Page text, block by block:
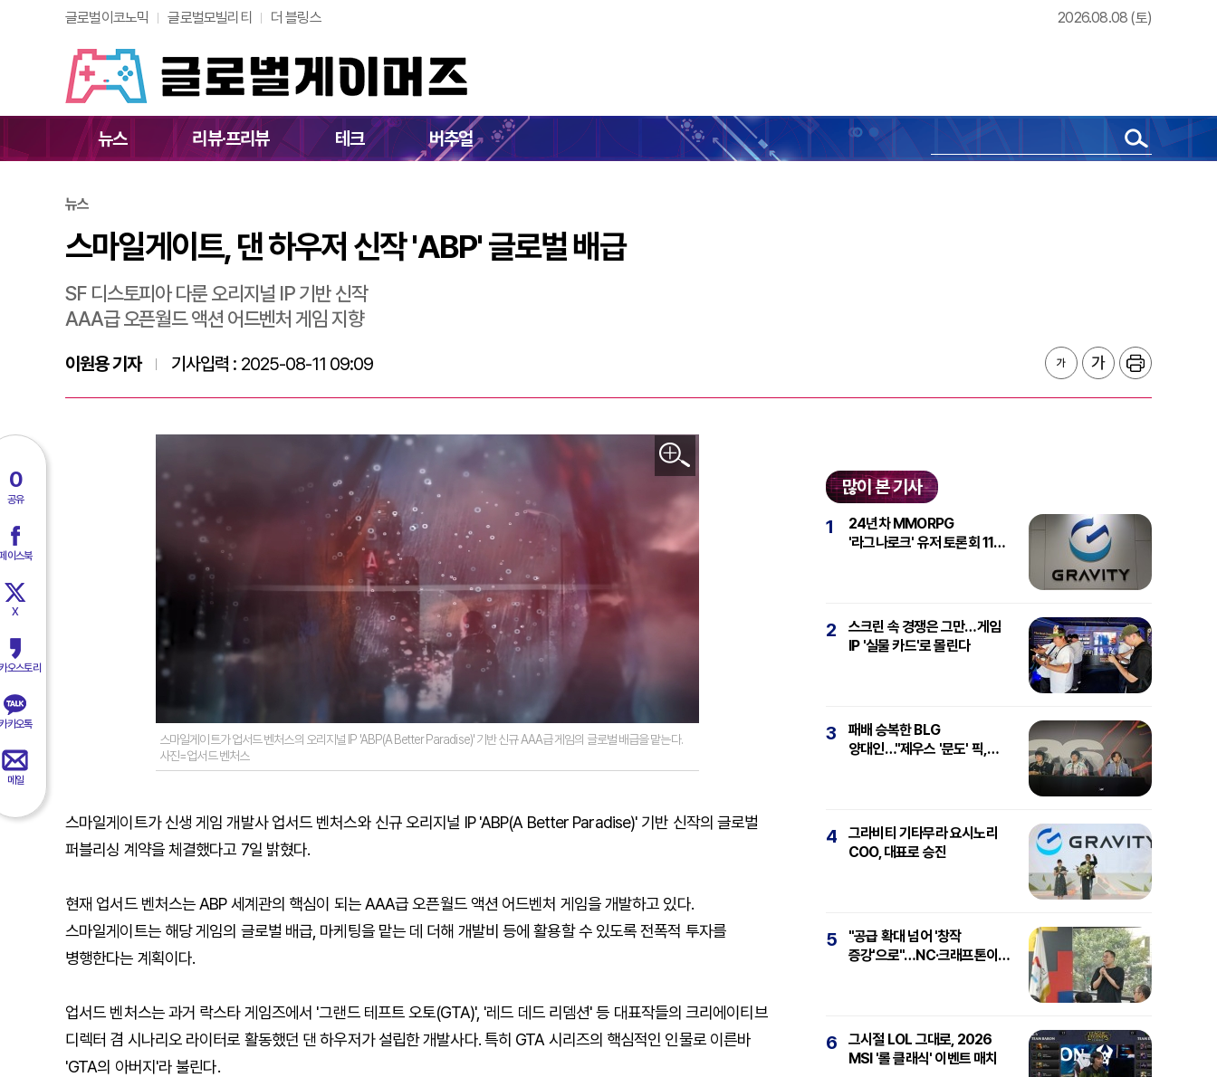
글로벌이코노믹 글로벌모빌리티 더 블링스 2026.08.08 (토)
뉴스 리뷰·프리뷰 테크 버추얼
스마일게이트, 댄 하우저 신작 'ABP' 글로벌 배급
0
공유
이스북
X
오스토리
카오톡
메일
뉴스
스마일게이트, 댄 하우저 신작 'ABP' 글로벌 배급
SF 디스토피아 다룬 오리지널 IP 기반 신작
AAA급 오픈월드 액션 어드벤처 게임 지향
이원용 기자 기사입력 : 2025-08-11 09:09
스마일게이트가 업서드 벤처스의 오리지널 IP 'ABP(A Better Paradise)' 기반 신규 AAA급 게임의 글로벌 배급을 맡는다.
사진=업서드 벤처스
스마일게이트가 신생 게임 개발사 업서드 벤처스와 신규 오리지널 IP 'ABP(A Better Paradise)' 기반 신작의 글로벌
퍼블리싱 계약을 체결했다고 7일 밝혔다.
현재 업서드 벤처스는 ABP 세계관의 핵심이 되는 AAA급 오픈월드 액션 어드벤처 게임을 개발하고 있다.
스마일게이트는 해당 게임의 글로벌 배급, 마케팅을 맡는 데 더해 개발비 등에 활용할 수 있도록 전폭적 투자를
병행한다는 계획이다.
업서드 벤처스는 과거 락스타 게임즈에서 '그랜드 테프트 오토(GTA)', '레드 데드 리뎀션' 등 대표작들의 크리에이티브
디렉터 겸 시나리오 라이터로 활동했던 댄 하우저가 설립한 개발사다. 특히 GTA 시리즈의 핵심적인 인물로 이른바
'GTA의 아버지'라 불린다.
많이 본 기사
1
24년차 MMORPG
'라그나로크' 유저 토론회 11일
2
스크린 속 경쟁은 그만…게임
IP '실물 카드'로 몰린다
3
패배 승복한 BLG
양대인…"제우스 '문도' 픽,
4
그라비티 기타무라 요시노리
COO, 대표로 승진
5
"공급 확대 넘어 '창작
증강'으로"…NC·크래프톤이
6
그시절 LOL 그대로, 2026
MSI '롤 클래식' 이벤트 매치